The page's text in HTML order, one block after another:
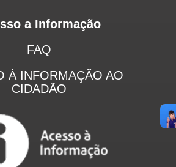
a Informação
FAQ
À INFORMAÇÃO AO
CIDADÃO